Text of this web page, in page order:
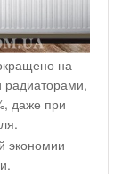
на
даже при
экономии